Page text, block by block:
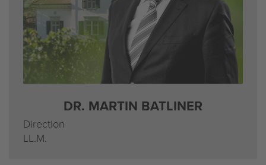
DR. MARTIN BATLINER
Direction
LL.M.